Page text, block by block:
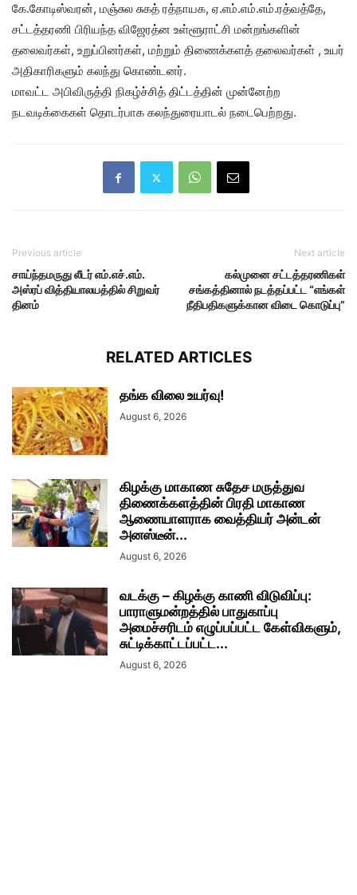
கே.கோடிஸ்வரன், மஞ்சுல சுகத் ரத்நாயக, ஏ.எம்.எம்.எம்.ரத்வத்தே,
சட்டத்தரணி பிரியந்த விஜேரத்ன உள்ளூராட்சி மன்றங்களின்
தலைவர்கள், உறுப்பினர்கள், மற்றும் திணைக்களத் தலைவர்கள் , உயர்
அதிகாரிகளும் கலந்து கொண்டனர்.
மாவட்ட அபிவிருத்தி நிகழ்ச்சித் திட்டத்தின் முன்னேற்ற
நடவடிக்கைகள் தொடர்பாக கலந்துரையாடல் நடைபெற்றது.
Previous article
சாய்ந்தமருது லீடர் எம்.எச்.எம்.
அஸ்ரப் வித்தியாலயத்தில் சிறுவர்
தினம்
Next article
கல்முனை சட்டத்தரணிகள்
சங்கத்தினால் நடத்தப்பட்ட “எங்கள்
நீதிபதிகளுக்கான விடை கொடுப்பு”
RELATED ARTICLES
தங்க விலை உயர்வு!
August 6, 2026
கிழக்கு மாகாண சுதேச மருத்துவ
திணைக்களத்தின் பிரதி மாகாண
ஆணையாளராக வைத்தியர் அன்டன்
அனஸ்டீன்...
August 6, 2026
வடக்கு – கிழக்கு காணி விடுவிப்பு:
பாராளுமன்றத்தில் பாதுகாப்பு
அமைச்சரிடம் எழுப்பப்பட்ட கேள்விகளும்,
சுட்டிக்காட்டப்பட்ட...
August 6, 2026